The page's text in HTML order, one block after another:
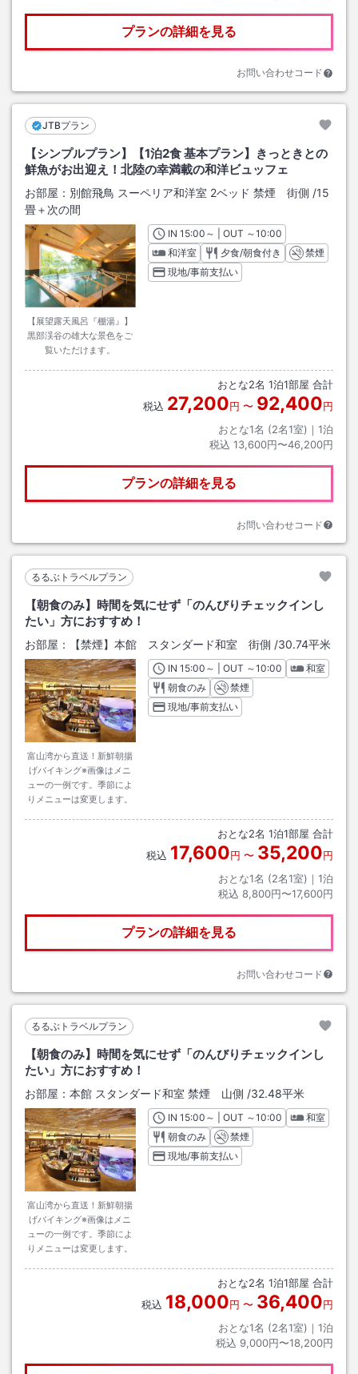
プランの詳細を見る
お問い合わせコード
JTBプラン
【シンプルプラン】【1泊2食 基本プラン】きっときとの
鮮魚がお出迎え！北陸の幸満載の和洋ビュッフェ
お部屋： 別館飛鳥 スーペリア和洋室 2ベッド 禁煙 街側 /15
畳＋次の間
【展望露天風呂『棚湯』】
黒部渓谷の雄大な景色をご
覧いただけます。
INチェックイン
15:00 ～ | OUT チェックアウト
～10:00
和洋室
夕食/朝食付き
禁煙
現地/事前支払い
おとな2名 1泊1部屋 合計
税込 27,200円 〜 92,400円
おとな1名 (2名1室)｜ 1泊
税込 13,600円〜46,200円
プランの詳細を見る
お問い合わせコード
るるぶトラベルプラン
【朝食のみ】時間を気にせず「のんびりチェックインし
たい」方におすすめ！
お部屋： 【禁煙】本館 スタンダード和室 街側 /30.74平米
富山湾から直送！新鮮朝揚
げバイキング※画像はメニ
ューの一例です。季節によ
りメニューは変更します。
INチェックイン
15:00 ～ | OUT チェックアウト
～10:00
和室
朝食のみ
禁煙
現地/事前支払い
おとな2名 1泊1部屋 合計
税込 17,600円 〜 35,200円
おとな1名 (2名1室)｜ 1泊
税込 8,800円〜17,600円
プランの詳細を見る
お問い合わせコード
るるぶトラベルプラン
【朝食のみ】時間を気にせず「のんびりチェックインし
たい」方におすすめ！
お部屋： 本館 スタンダード和室 禁煙 山側 /32.48平米
富山湾から直送！新鮮朝揚
げバイキング※画像はメニ
ューの一例です。季節によ
りメニューは変更します。
INチェックイン
15:00 ～ | OUT チェックアウト
～10:00
和室
朝食のみ
禁煙
現地/事前支払い
おとな2名 1泊1部屋 合計
税込 18,000円 〜 36,400円
おとな1名 (2名1室)｜ 1泊
税込 9,000円〜18,200円